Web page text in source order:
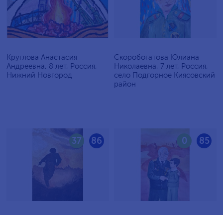
Круглова Анастасия
Андреевна, 8 лет, Россия,
Нижний Новгород
Скоробогатова Юлиана
Николаевна, 7 лет, Россия,
село Подгорное Киясовский
район
86
37 85
0